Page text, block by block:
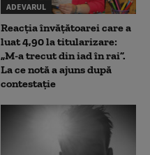
ADEVARUL
Reacția învățătoarei care a
luat 4,90 la titularizare:
„M-a trecut din iad în rai”.
La ce notă a ajuns după
contestație